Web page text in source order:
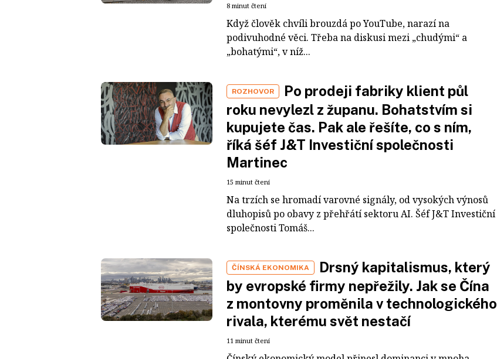
8 minut čtení
Když člověk chvíli brouzdá po YouTube, narazí na
podivuhodné věci. Třeba na diskusi mezi „chudými“ a
„bohatými“, v níž...
ROZHOVOR
Po prodeji fabriky klient půl
roku nevylezl z županu. Bohatstvím si
kupujete čas. Pak ale řešíte, co s ním,
říká šéf J&T Investiční společnosti
Martinec
15 minut čtení
Na trzích se hromadí varovné signály, od vysokých výnosů
dluhopisů po obavy z přehřátí sektoru AI. Šéf J&T Investiční
společnosti Tomáš...
ČÍNSKÁ EKONOMIKA
Drsný kapitalismus, který
by evropské firmy nepřežily. Jak se Čína
z montovny proměnila v technologického
rivala, kterému svět nestačí
11 minut čtení